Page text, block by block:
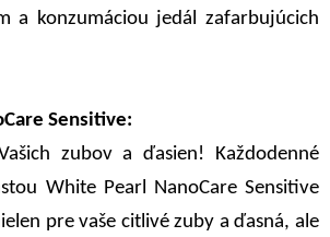
a konzumáciou jedál zafarbujúcich
Sensitive:
zubov a ďasien! Každodenné
White Pearl NanoCare Sensitive
pre vaše citlivé zuby a ďasná, ale